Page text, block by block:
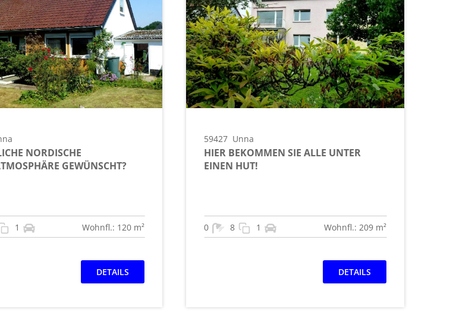
NORDISCHE
GEWÜNSCHT?
1 Wohnfl.: 120 m²
DETAILS
59427 Unna
HIER BEKOMMEN SIE ALLE UNTER
EINEN HUT!
0 8 1 Wohnfl.: 209 m²
DETAILS